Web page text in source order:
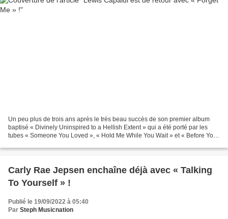
Un peu plus de trois ans après le très beau succès de son premier album
baptisé « Divinely Uninspired to a Hellish Extent » qui a été porté par les
tubes « Someone You Loved », « Hold Me While You Wait » et « Before You
Carly Rae Jepsen enchaîne déjà avec « Talking
To Yourself » !
Publié le 19/09/2022 à 05:40
Par Steph Musicnation